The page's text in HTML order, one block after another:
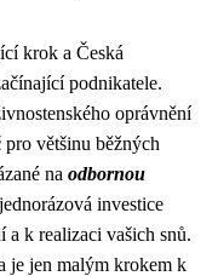
krok a Česká
podnikatele.
oprávnění
pro většinu běžných
na odbornou
investice
a k realizaci vašich snů.
je jen malým krokem k